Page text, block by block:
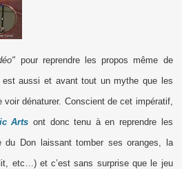
pour reprendre les propos même de
est aussi et avant tout un mythe que les
dénaturer. Conscient de cet impératif,
Arts ont donc tenu à en reprendre les
du Don laissant tomber ses oranges, la
etc…) et c’est sans surprise que le jeu